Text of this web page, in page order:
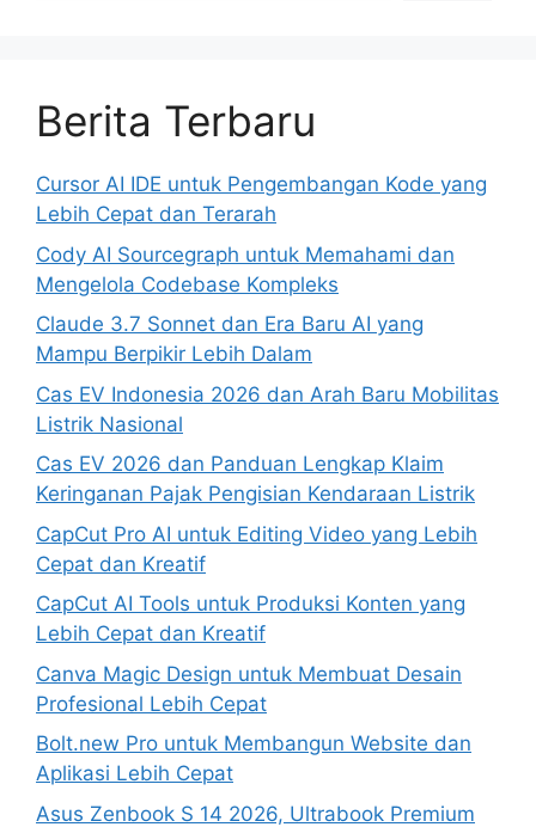
Berita Terbaru
Cursor AI IDE untuk Pengembangan Kode yang
Lebih Cepat dan Terarah
Cody AI Sourcegraph untuk Memahami dan
Mengelola Codebase Kompleks
Claude 3.7 Sonnet dan Era Baru AI yang
Mampu Berpikir Lebih Dalam
Cas EV Indonesia 2026 dan Arah Baru Mobilitas
Listrik Nasional
Cas EV 2026 dan Panduan Lengkap Klaim
Keringanan Pajak Pengisian Kendaraan Listrik
CapCut Pro AI untuk Editing Video yang Lebih
Cepat dan Kreatif
CapCut AI Tools untuk Produksi Konten yang
Lebih Cepat dan Kreatif
Canva Magic Design untuk Membuat Desain
Profesional Lebih Cepat
Bolt.new Pro untuk Membangun Website dan
Aplikasi Lebih Cepat
Asus Zenbook S 14 2026, Ultrabook Premium